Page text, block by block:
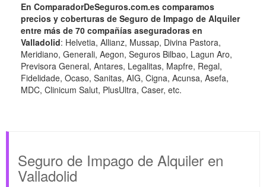
En ComparadorDeSeguros.com.es comparamos
precios y coberturas de Seguro de Impago de Alquiler
entre más de 70 compañías aseguradoras en
Valladolid: Helvetia, Allianz, Mussap, Divina Pastora,
Meridiano, Generali, Aegon, Seguros Bilbao, Lagun Aro,
Previsora General, Antares, Legalitas, Mapfre, Regal,
Fidelidade, Ocaso, Sanitas, AIG, Cigna, Acunsa, Asefa,
MDC, Clinicum Salut, PlusUltra, Caser, etc.
Seguro de Impago de Alquiler en
Valladolid